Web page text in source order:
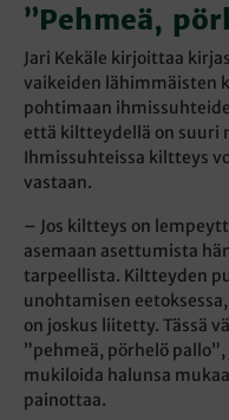
”Pehmeä,
Jari Kekäle kirjoittaa
vaikeiden lähimmäisten
pohtimaan
että kiltteydellä on suuri
Ihmissuhteissa kiltteys
vastaan.
– Jos kiltteys on
asemaan asettumista
tarpeellista. Kiltteyden
unohtamisen
on joskus liitetty. Tässä
”pehmeä, pörhelö
mukiloida halunsa
painottaa.